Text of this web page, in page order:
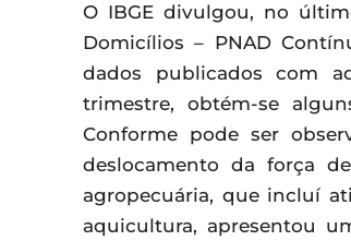
O IBGE divulgou, no
Domicílios – PNAD
dados publicados com
trimestre, obtém-se
Conforme pode ser
deslocamento da força
agropecuária, que incluí
aquicultura, apresentou